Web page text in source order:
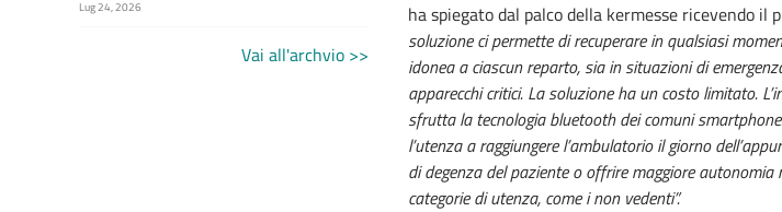
ha spiegato dal palco della kermesse ricevendo il
soluzione ci permette di recuperare in qualsiasi
idonea a ciascun reparto, sia in situazioni di
apparecchi critici. La soluzione ha un costo limitato.
sfrutta la tecnologia bluetooth dei comuni
l’utenza a raggiungere l’ambulatorio il giorno
di degenza del paziente o offrire maggiore autonomia
categorie di utenza, come i non vedenti”.
Lug 24, 2026
Vai all'archvio >>